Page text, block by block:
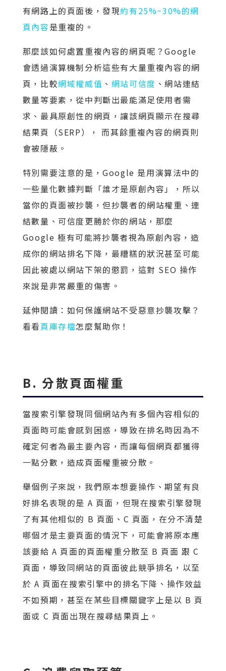
有網路上的頁面後，發現約有25%~30%的網
頁內容是重複的。
那麼該如何處置重複內容的網頁呢？Google
會透過演算機制分析這些有大量重複內容的網
頁，比較網域權威值 、 網站可信度 、網站連結
數量等要素，從中判斷出最能滿足使用者需
求、最具原創性的網頁，讓該網頁顯示在搜尋
結果頁（SERP）， 而其餘重複內容的網頁則
會被隱蔽。
特別需要注意的是，Google 是用演算法中的
一些量化數據判斷「誰才是原創內容」，所以
當你的頁面被抄襲，但抄襲者的網站權重、連
結數量、可信度更勝於你的網站，那麼
Google 極有可能將抄襲者視為原創內容，造
成你的網站排名下降，最糟糕的狀況甚至可能
因此被處以網站下架的懲罰，這對 SEO 操作
來說是非常嚴重的傷害。
延伸閱讀：如何保護網站不受惡意抄襲攻擊？
看看頁庫存檔怎麼幫助你！
B. 分散頁面權重
當搜索引擎發現同個網站內有多個內容相似的
頁面時可能會感到困惑，導致在排名時因為不
確定何者為最主要內容，而讓每個網頁都獲得
一點分數，造成頁面權重被分散。
舉個例子來說，我們原本想要操作、期望有良
好排名表現的是 A 頁面，但現在搜索引擎發現
了有其他相似的 B 頁面、C 頁面，在分不清楚
哪個才是主要頁面的情況下，可能會將原本應
該要給 A 頁面的頁面權重分散至 B 頁面 跟 C
頁面，導致同網站的頁面彼此競爭排名，以至
於 A 頁面在搜索引擎中的排名下降、操作效益
不如預期，甚至在某些目標關鍵字上是以 B 頁
面或 C 頁面出現在搜尋結果頁上。